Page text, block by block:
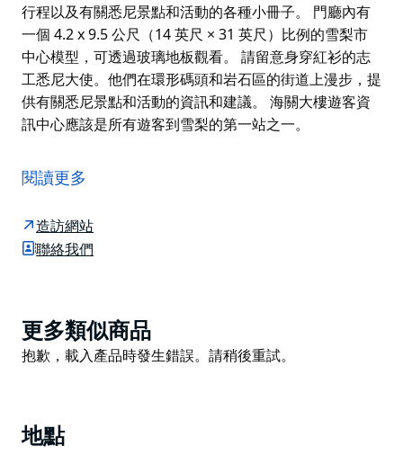
行程以及有關悉尼景點和活動的各種小冊子。 門廳內有
一個 4.2 x 9.5 公尺（14 英尺 × 31 英尺）比例的雪梨市
中心模型，可透過玻璃地板觀看。 請留意身穿紅衫的志
工悉尼大使。他們在環形碼頭和岩石區的街道上漫步，提
供有關悉尼景點和活動的資訊和建議。 海關大樓遊客資
訊中心應該是所有遊客到雪梨的第一站之一。
心。飯店位於環形碼頭的歷史建築內，可輕鬆前往岩石
區、雪梨港和雪梨歌劇院。工作人員可以為您提供地圖、
行程以及有關悉尼景點和活動的各種小冊子。
門廳內有一個 4.2 x 9.5 公尺（14 英尺 × 31 英尺）比例
區的街道上漫步，提供有關悉尼景點和活動的資訊和建
議。
閱讀更多
造訪網站
聯絡我們
Product
List
更多類似商品
Product
抱歉，載入產品時發生錯誤。請稍後重試。
地點